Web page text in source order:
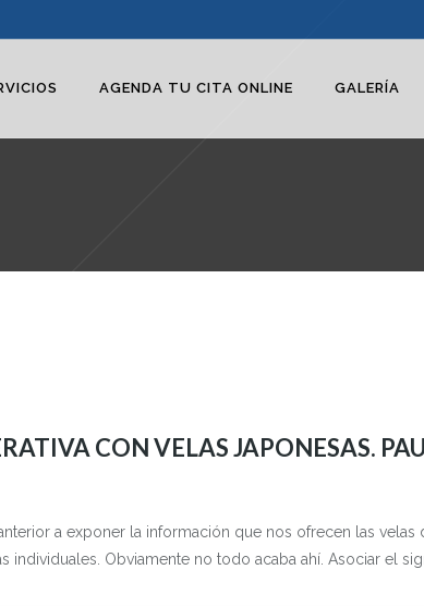
AGENDA TU CITA ONLINE GALERÍA
CON VELAS JAPONESAS.
a exponer la información que nos ofrecen las velas
Obviamente no todo acaba ahí. Asociar el